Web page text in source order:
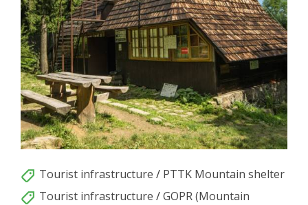
Tourist infrastructure / PTTK Mountain shelter
Tourist infrastructure /GOPR (Mountain